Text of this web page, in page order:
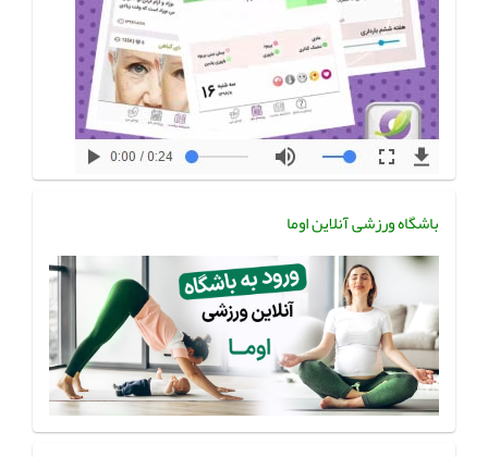
باشگاه ورزشی آنلاین اوما